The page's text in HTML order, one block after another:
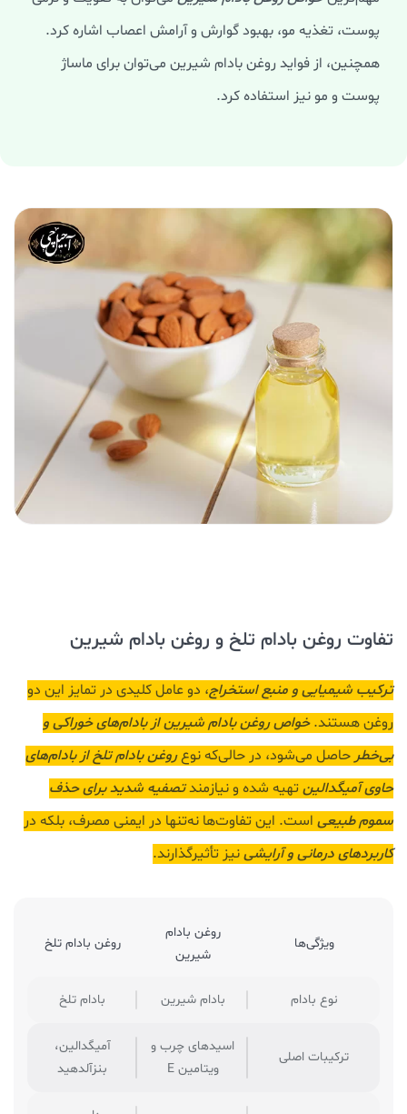
پوست، تغذیه مو، بهبود گوارش و آرامش اعصاب اشاره کرد.
همچنین، از فواید روغن بادام شیرین می‌توان برای ماساژ
پوست و مو نیز استفاده کرد.
تفاوت روغن بادام تلخ و روغن بادام شیرین
ترکیب شیمیایی و منبع استخراج، دو عامل کلیدی در تمایز این دو
روغن هستند.خواص روغن بادام شيريناز بادام‌های خوراکی و
بی‌خطر حاصل می‌شود، در حالی‌که نوعروغن بادام تلخ از بادام‌های
حاوی آمیگدالین تهیه شده و نیازمندتصفیه شدید برای حذف
سموم طبیعی است. این تفاوت‌ها نه‌تنها در ایمنی مصرف، بلکه در
کاربردهای درمانی و آرایشینیز تأثیرگذارند.
ویژگی‌ها
روغن بادام
شیرین
روغن بادام تلخ
نوع بادام بادام شیرین بادام تلخ
ترکیبات اصلی
اسیدهای چرب و
ویتامین E
آمیگدالین،
بنزآلدهید